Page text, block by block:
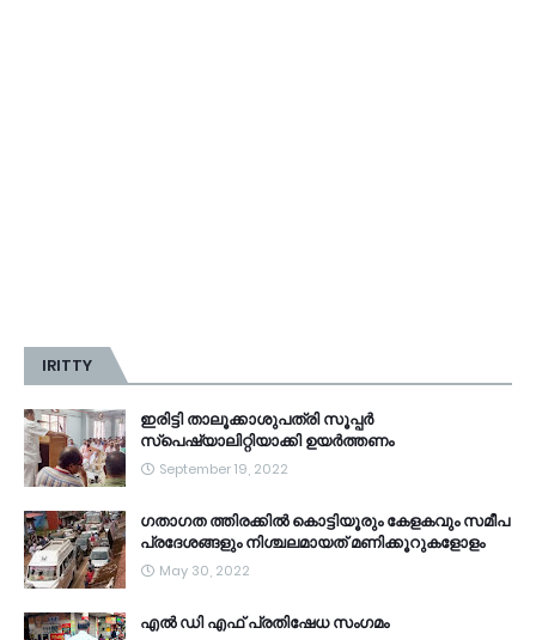
IRITTY
ഇരിട്ടി താലൂക്കാശുപത്രി സൂപ്പർ
സ്‌പെഷ്യാലിറ്റിയാക്കി ഉയർത്തണം
September 19, 2022
ഗതാഗത ത്തിരക്കിൽ കൊട്ടിയൂരും കേളകവും സമീപ
പ്രദേശങ്ങളും നിശ്ചലമായത് മണിക്കൂറുകളോളം
May 30, 2022
എൽ ഡി എഫ് പ്രതിഷേധ സംഗമം